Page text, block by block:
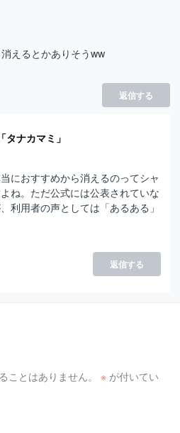
えるとかありそうww
返信する
ナカマミ」
おすすめから消えるのってシャ
ね。ただ公式には公表されていな
利用者の声としては「あるある」
返信する
ことはありません。 ※ が付いてい